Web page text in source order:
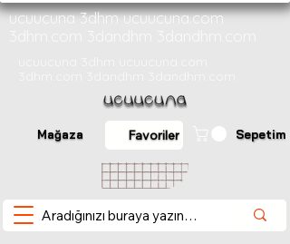
Mağaza Sepetim
Favoriler
ucuucuna 3dhm ucuucuna.com